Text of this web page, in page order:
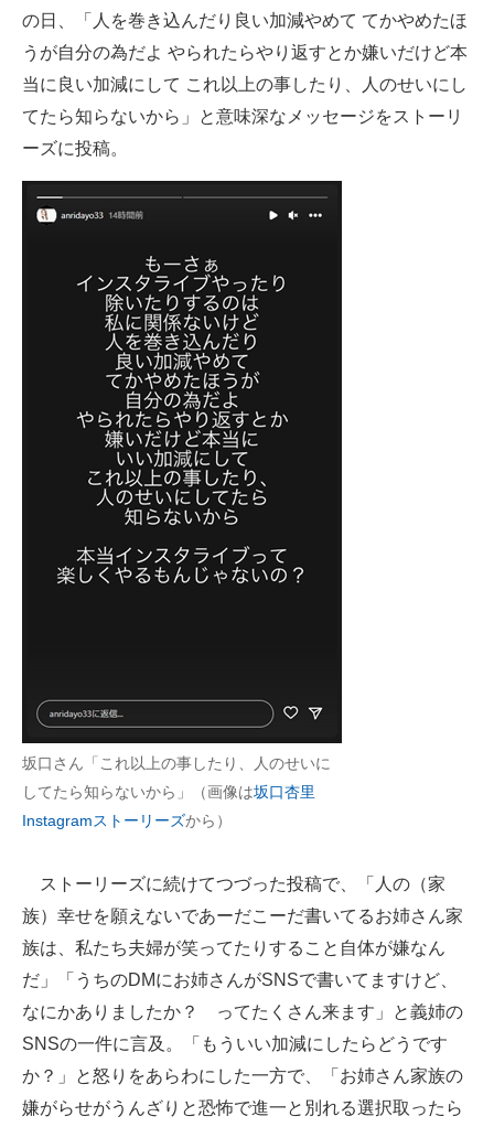
建設×テクノロジーの最前線
ちょっと気になるネットの話題
の日、「人を巻き込んだり良い加減やめて てかやめたほ
うが自分の為だよ やられたらやり返すとか嫌いだけど本
当に良い加減にして これ以上の事したり、人のせいにし
てたら知らないから」と意味深なメッセージをストーリ
ーズに投稿。
坂口さん「これ以上の事したり、人のせいに
してたら知らないから」（画像は坂口杏里
Instagramストーリーズから）
ストーリーズに続けてつづった投稿で、「人の（家
族）幸せを願えないであーだこーだ書いてるお姉さん家
族は、私たち夫婦が笑ってたりすること自体が嫌なん
だ」「うちのDMにお姉さんがSNSで書いてますけど、
なにかありましたか？ ってたくさん来ます」と義姉の
SNSの一件に言及。「もういい加減にしたらどうです
か？」と怒りをあらわにした一方で、「お姉さん家族の
嫌がらせがうんざりと恐怖で進一と別れる選択取ったら